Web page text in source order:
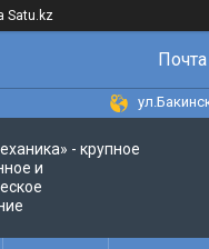
Satu.kz
- крупное
и